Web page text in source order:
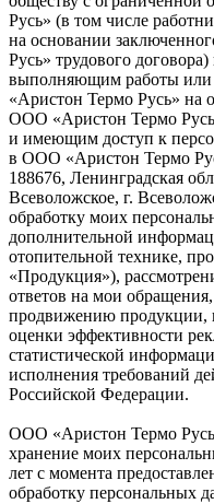
Русь» (в том числе
на основании
Русь» трудового
выполняющим работы
«Аристон Термо Русь» на
ООО «Аристон Термо
и имеющим доступ к
в ООО «Аристон Термо
188676, Ленинградская
Всеволожское, г.
обработку моих
дополнительной
отопительной технике,
«Продукция»),
ответов на мои
продвижению продукции,
оценки эффективности
статистической
исполнения требований
Российской Федерации.
ООО «Аристон Термо
хранение моих
лет с момента
обработку персональных